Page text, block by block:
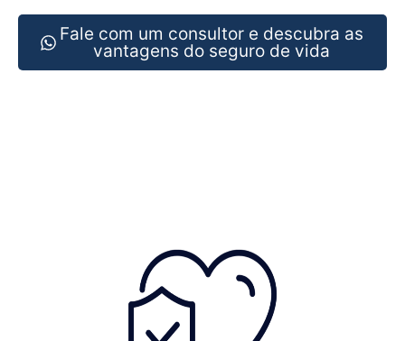
Fale com um consultor e descubra as
vantagens do seguro de vida